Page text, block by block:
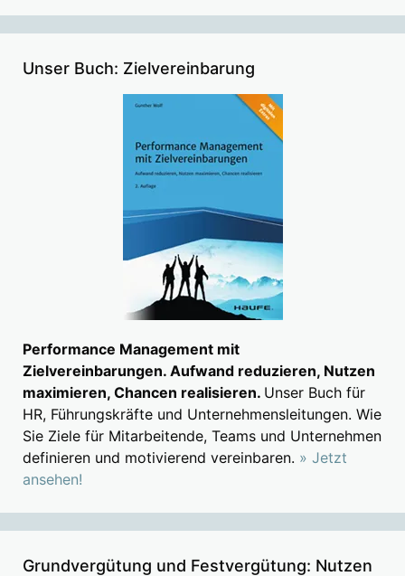
Unser Buch: Zielvereinbarung
Performance Management mit
Zielvereinbarungen. Aufwand reduzieren, Nutzen
maximieren, Chancen realisieren. Unser Buch für
HR, Führungskräfte und Unternehmensleitungen. Wie
Sie Ziele für Mitarbeitende, Teams und Unternehmen
definieren und motivierend vereinbaren. » Jetzt
ansehen!
Grundvergütung und Festvergütung: Nutzen